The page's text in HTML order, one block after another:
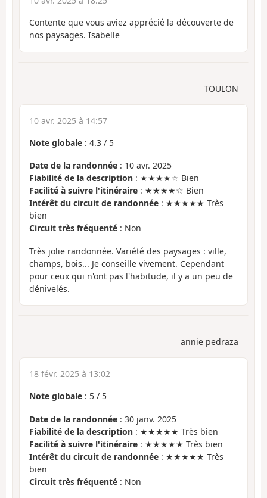
Contente que vous aviez apprécié la découverte de
nos paysages. Isabelle
TOULON
10 avr. 2025 à 14:57
Note globale : 4.3 / 5
Date de la randonnée : 10 avr. 2025
Fiabilité de la description : ★★★★☆ Bien
Facilité à suivre l'itinéraire : ★★★★☆ Bien
Intérêt du circuit de randonnée : ★★★★★ Très
bien
Circuit très fréquenté : Non
Très jolie randonnée. Variété des paysages : ville,
champs, bois... Je conseille vivement. Cependant
pour ceux qui n'ont pas l'habitude, il y a un peu de
dénivelés.
annie pedraza
18 févr. 2025 à 13:02
Note globale : 5 / 5
Date de la randonnée : 30 janv. 2025
Fiabilité de la description : ★★★★★ Très bien
Facilité à suivre l'itinéraire : ★★★★★ Très bien
Intérêt du circuit de randonnée : ★★★★★ Très
bien
Circuit très fréquenté : Non